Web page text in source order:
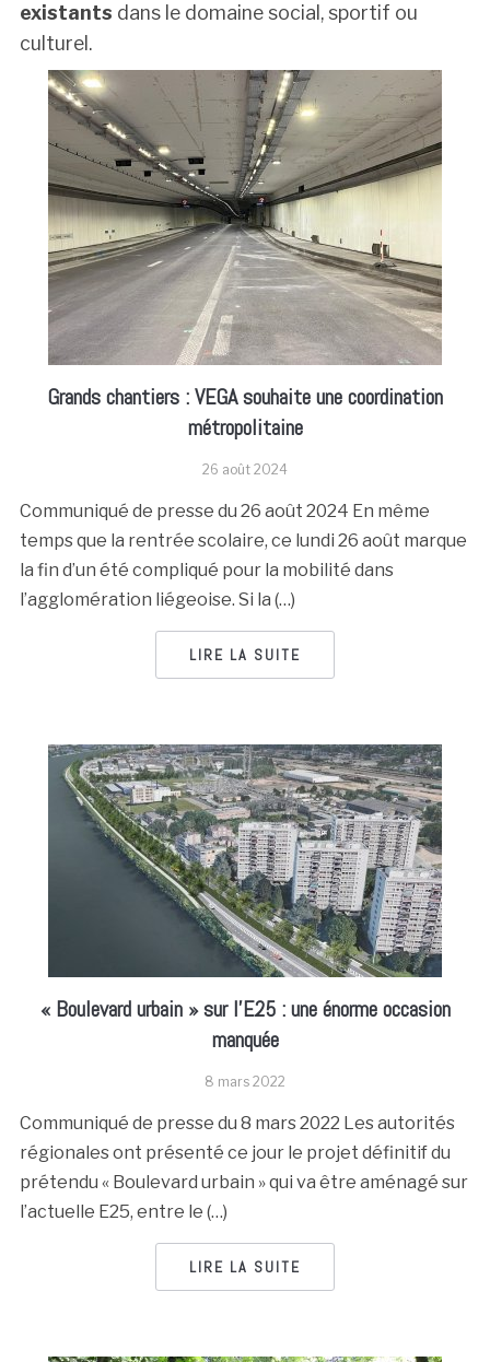
existants dans le domaine social, sportif ou
culturel.
Grands chantiers : VEGA souhaite une coordination
métropolitaine
26 août 2024
Communiqué de presse du 26 août 2024 En même
temps que la rentrée scolaire, ce lundi 26 août marque
la fin d’un été compliqué pour la mobilité dans
l’agglomération liégeoise. Si la (…)
LIRE LA SUITE
« Boulevard urbain » sur l’E25 : une énorme occasion
manquée
8 mars 2022
Communiqué de presse du 8 mars 2022 Les autorités
régionales ont présenté ce jour le projet définitif du
prétendu « Boulevard urbain » qui va être aménagé sur
l’actuelle E25, entre le (…)
LIRE LA SUITE